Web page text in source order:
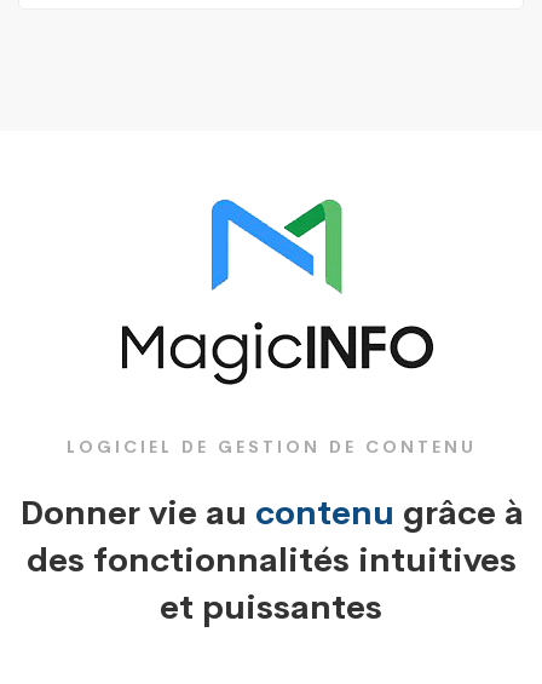
LOGICIEL DE GESTION DE CONTENU
Donner vie au contenu grâce à
des fonctionnalités intuitives
et puissantes